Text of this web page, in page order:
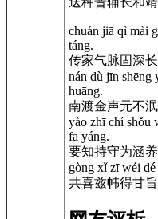
chuán jiā qì mài
táng.
传家气脉固深
nán dù jīn shēng
huāng.
南渡金声元不
yào zhī chí shǒu
fā yáng.
要知持守为涵
gòng xǐ zī wéi
共喜兹帏得甘